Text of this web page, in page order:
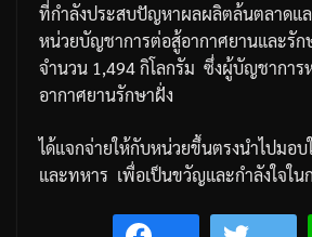
ที่กำลังประสบปัญหาผลผลิตล้นตลาดแ
หน่วยบัญชาการต่อสู้อากาศยานและรัก
จำนวน 1,494กิโลกรัม ซึ่งผู้บัญชาการ
อากาศยานรักษาฝั่ง
ได้แจกจ่ายให้กับหน่วยขึ้นตรงนำไปมอบ
และทหาร เพื่อเป็นขวัญและกำลังใจใน